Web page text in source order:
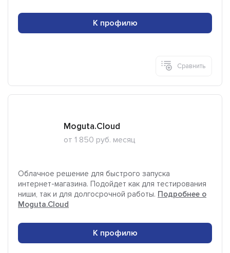
К профилю
Сравнить
Moguta.Cloud
от 1 850 руб. месяц
Облачное решение для быстрого запуска
интернет-магазина. Подойдет как для тестирования
ниши, так и для долгосрочной работы. Подробнее о
Moguta.Cloud
К профилю